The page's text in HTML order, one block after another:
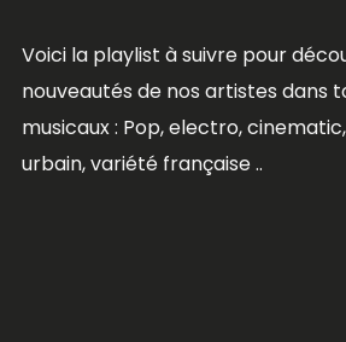
Voici la playlist à suivre pour
nouveautés de nos artistes dans
musicaux : Pop, electro,
urbain, variété française ..